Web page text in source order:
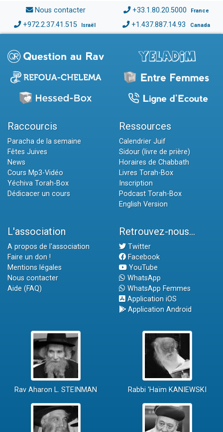
Nous contacter +33.1.80.20.5000 France
+972.2.37.41.515 Israël +1.437.887.14.93 Canada
Raccourcis
Paracha de la semaine
Fêtes Juives
News
Cours Mp3-Vidéo
Yéchiva Torah-Box
Dédicacer un cours
Ressources
Calendrier Juif
Sidour (livre de prière)
Horaires de Chabbath
Livres Torah-Box
Inscription
Podcast Torah-Box
English Version
L'association
A propos de l'association
Faire un don !
Mentions légales
Nous contacter
Aide (FAQ)
Retrouvez-nous...
Twitter
Facebook
YouTube
WhatsApp
WhatsApp Femmes
Application iOS
Application Android
Rav Aharon L. STEINMAN Rabbi 'Haïm KANIEWSKI